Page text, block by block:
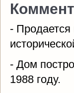
- Продается
- Дом
1988 году.